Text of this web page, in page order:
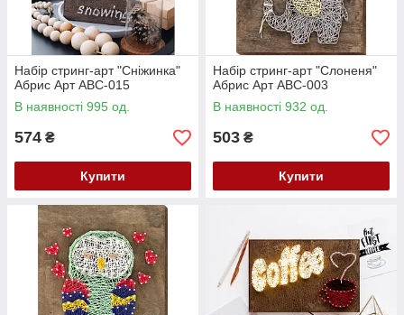
Набір стринг-арт "Сніжинка"
Абрис Арт ABC-015
В наявності 995 од.
574 ₴
Купити
Набір стринг-арт "Слоненя"
Абрис Арт ABC-003
В наявності 932 од.
503 ₴
Купити